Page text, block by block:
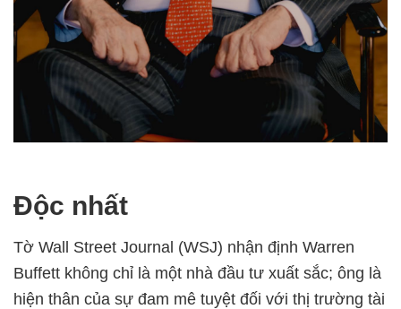
Độc nhất
Tờ Wall Street Journal (WSJ) nhận định Warren
Buffett không chỉ là một nhà đầu tư xuất sắc; ông là
hiện thân của sự đam mê tuyệt đối với thị trường tài